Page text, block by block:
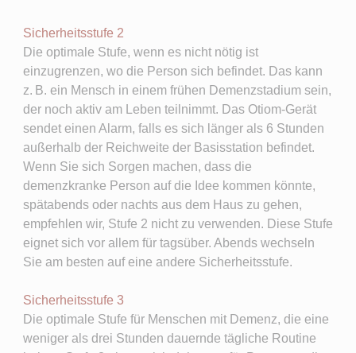
Sicherheitsstufe 2
Die optimale Stufe, wenn es nicht nötig ist
einzugrenzen, wo die Person sich befindet. Das kann
z. B. ein Mensch in einem frühen Demenzstadium sein,
der noch aktiv am Leben teilnimmt. Das Otiom-Gerät
sendet einen Alarm, falls es sich länger als 6 Stunden
außerhalb der Reichweite der Basisstation befindet.
Wenn Sie sich Sorgen machen, dass die
demenzkranke Person auf die Idee kommen könnte,
spätabends oder nachts aus dem Haus zu gehen,
empfehlen wir, Stufe 2 nicht zu verwenden. Diese Stufe
eignet sich vor allem für tagsüber. Abends wechseln
Sie am besten auf eine andere Sicherheitsstufe.
Sicherheitsstufe 3
Die optimale Stufe für Menschen mit Demenz, die eine
weniger als drei Stunden dauernde tägliche Routine